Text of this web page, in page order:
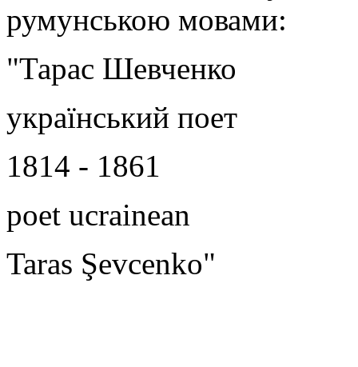
румунською мовами:
"Тарас Шевченко
український поет
1814 - 1861
poet ucrainean
Taras Şevcenko"